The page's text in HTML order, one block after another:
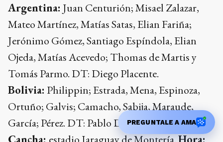
Argentina: Juan Centurión; Misael Zalazar,
Mateo Martínez, Matías Satas, Elian Fariña;
Jerónimo Gómez, Santiago Espíndola, Elian
Ojeda, Matías Acevedo; Thomas de Martis y
Tomás Parmo. DT: Diego Placente.
Bolivia: Philippin; Estrada, Mena, Espinoza,
Ortuño; Galvis; Camacho, Sabija, Maraude,
García; Pérez. DT: Pablo D. Escobar.PREGUNTALE A AMA